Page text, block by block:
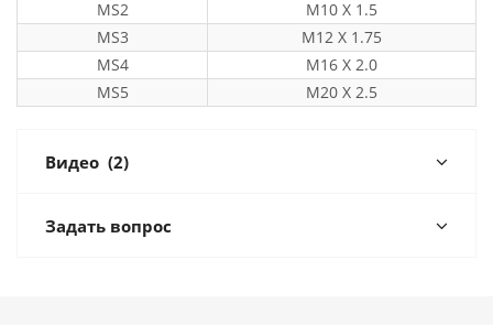
MS2
M10 X 1.5
MS3
M12 X 1.75
MS4
M16 X 2.0
MS5
M20 X 2.5
Видео (2)
Задать вопрос